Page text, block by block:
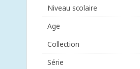
Niveau scolaire
Age
Collection
Série